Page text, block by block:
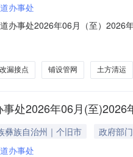
办事处
办事处2026年06月（至）2026
称：个旧市大屯街道新瓦房社
漏接点 铺设管网 土方清运
处2026年06月(至)2026
彝族自治州｜个旧市
政府部门
办事处